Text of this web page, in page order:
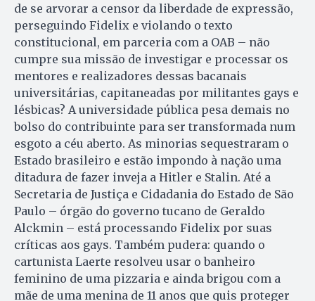
de se arvorar a censor da liberdade de expressão,
perseguindo Fidelix e violando o texto
constitucional, em parceria com a OAB – não
cumpre sua missão de investigar e processar os
mentores e realizadores dessas bacanais
universitárias, capitaneadas por militantes gays e
lésbicas? A universidade pública pesa demais no
bolso do contribuinte para ser transformada num
esgoto a céu aberto. As minorias sequestraram o
Estado brasileiro e estão impondo à nação uma
ditadura de fazer inveja a Hitler e Stalin. Até a
Secretaria de Justiça e Cidadania do Estado de São
Paulo – órgão do governo tucano de Geraldo
Alckmin – está processando Fidelix por suas
críticas aos gays. Também pudera: quando o
cartunista Laerte resolveu usar o banheiro
feminino de uma pizzaria e ainda brigou com a
mãe de uma menina de 11 anos que quis proteger